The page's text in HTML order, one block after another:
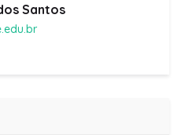
Santos